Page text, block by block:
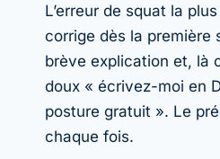
L’erreur de squat la
corrige dès la première
brève explication et, là
doux « écrivez-moi en
posture gratuit ». Le
chaque fois.